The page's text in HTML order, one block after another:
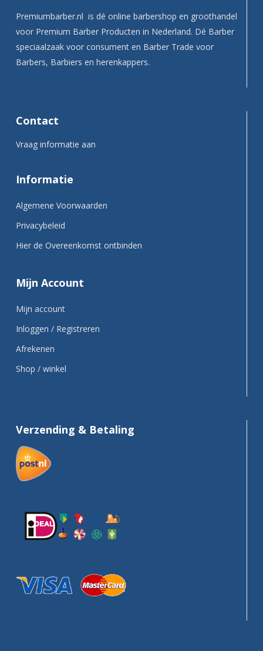
Premiumbarber.nl is dé online barbershop en groothandel
voor Premium Barber Producten in Nederland. Dé Barber
speciaalzaak voor consument en Barber Trade voor
Barbers, Barbiers en herenkappers.
Contact
Vraag informatie aan
Informatie
Algemene Voorwaarden
Privacybeleid
Hier de Overeenkomst ontbinden
Mijn Account
Mijn account
Inloggen / Registreren
Afrekenen
Shop / winkel
Verzending & Betaling